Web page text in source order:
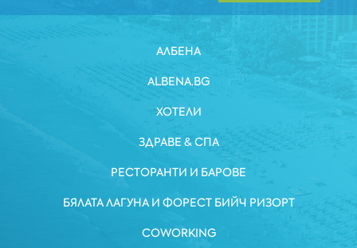
АЛБЕНА
ALBENA.BG
ХОТЕЛИ
ЗДРАВЕ & СПА
РЕСТОРАНТИ И БАРОВЕ
БЯЛАТА ЛАГУНА И ФОРЕСТ БИЙЧ РИЗОРТ
COWORKING